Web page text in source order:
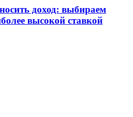
доход: выбираем
высокой ставкой